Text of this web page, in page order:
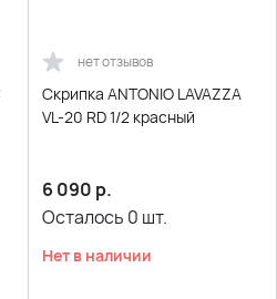
нет отзывов
Скрипка ANTONIO LAVAZZA
VL-20 RD 1/2 красный
6 090 р.
Осталось 0 шт.
Нет в наличии